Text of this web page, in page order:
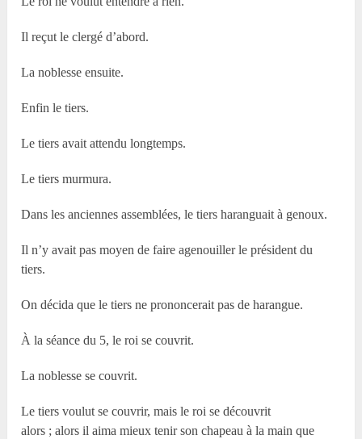
Il reçut le clergé d’abord.
La noblesse ensuite.
Enfin le tiers.
Le tiers avait attendu longtemps.
Le tiers murmura.
Dans les anciennes assemblées, le tiers haranguait à genoux.
Il n’y avait pas moyen de faire agenouiller le président du
tiers.
On décida que le tiers ne prononcerait pas de harangue.
À la séance du 5, le roi se couvrit.
La noblesse se couvrit.
Le tiers voulut se couvrir, mais le roi se découvrit
alors ; alors il aima mieux tenir son chapeau à la main que